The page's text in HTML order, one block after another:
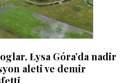
Łysa Góra’da nadir
aleti ve demir